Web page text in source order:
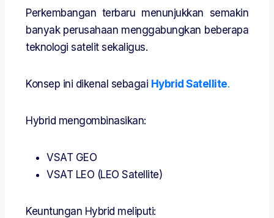
Perkembangan terbaru menunjukkan semakin
banyak perusahaan menggabungkan beberapa
teknologi satelit sekaligus.
Konsep ini dikenal sebagai Hybrid Satellite.
Hybrid mengombinasikan:
VSAT GEO
VSAT LEO (LEO Satellite)
Keuntungan Hybrid meliputi: